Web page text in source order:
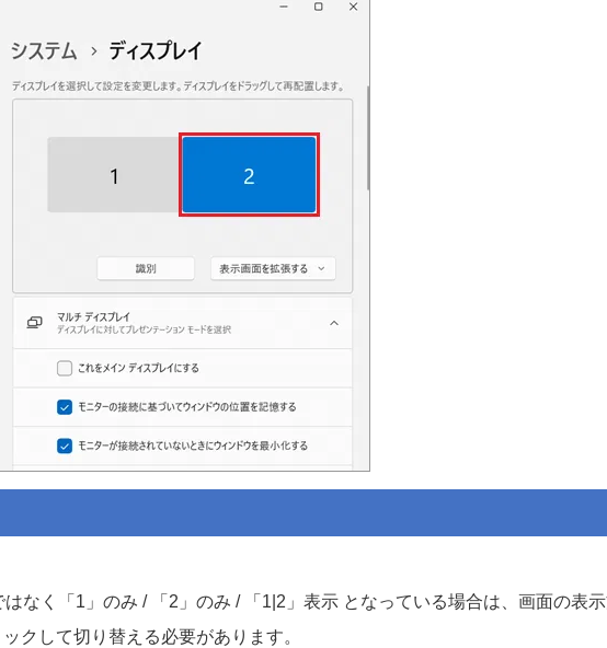
はなく「1」のみ / 「2」のみ / 「1|2」表示 となっている場合は、画面の表
クして切り替える必要があります。